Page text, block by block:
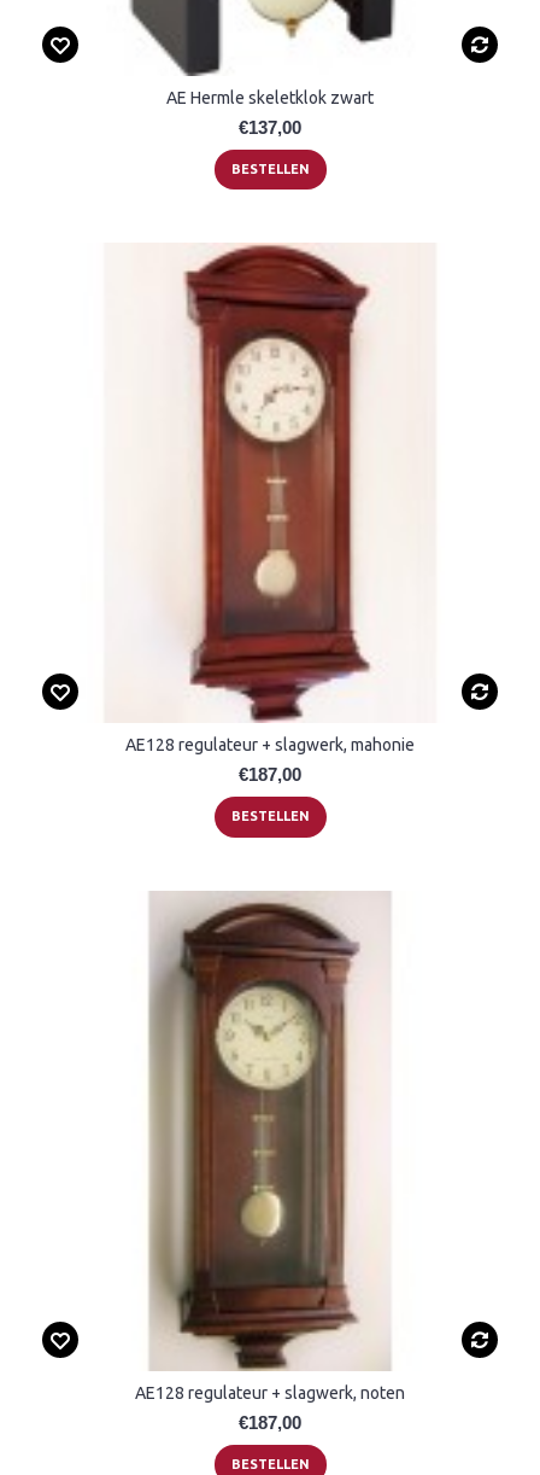
AE Hermle skeletklok zwart
€137,00
BESTELLEN
AE128 regulateur + slagwerk, mahonie
€187,00
BESTELLEN
AE128 regulateur + slagwerk, noten
€187,00
BESTELLEN